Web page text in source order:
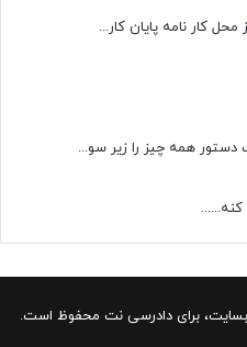
کار نامه پایان کار...
دستور همه چیز را زیر سو...
برای دادرسی نت محفوظ است.